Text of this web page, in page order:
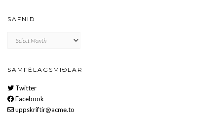
SAFNIÐ
SAMFÉLAGSMIÐLAR
Twitter
Facebook
uppskriftir@acme.to